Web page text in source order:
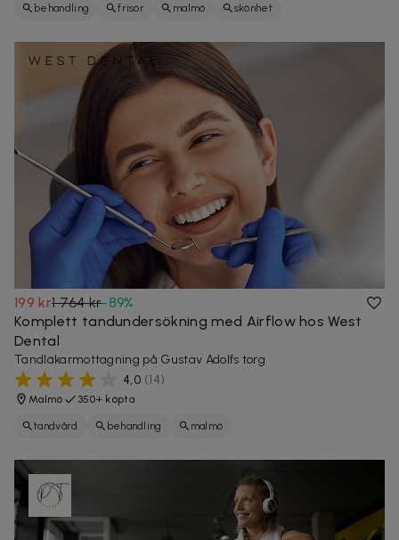
behandling frisör malmö skönhet
199 kr1 764 kr-89%
Komplett tandundersökning med Airflow hos West
Dental
Tandläkarmottagning på Gustav Adolfs torg
4,0 (14)
Malmö 350+ köpta
tandvård behandling malmö